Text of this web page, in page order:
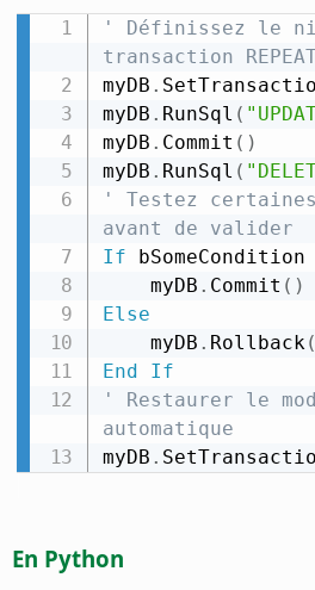
' Définissez le
transaction
myDB .
myDB . RunSql (
myDB . Commit ( )
myDB . RunSql (
' Testez
avant de valider
If bSomeCondition
    myDB
. Commit ( )
Else
    myDB
. Rollback(
End
If
' Restaurer le
automatique
myDB .
En Python